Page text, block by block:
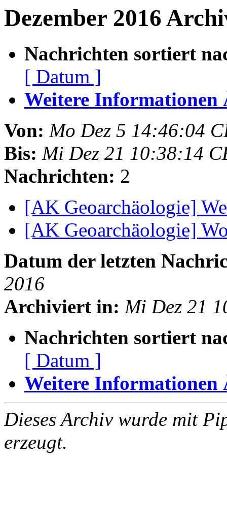
Dezember 2016
Nachrichten sortiert
[ Datum ]
Weitere Informationen
Von: Mo Dez 5 14:46:04
Bis: Mi Dez 21 10:38:14
Nachrichten: 2
[AK Geoarchäologie]
[AK Geoarchäologie]
Datum der letzten
2016
Archiviert in: Mi Dez 21
Nachrichten sortiert
[ Datum ]
Weitere Informationen
Dieses Archiv wurde mit
erzeugt.